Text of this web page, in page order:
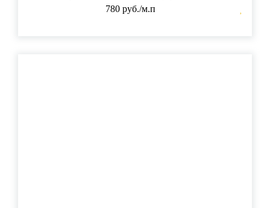
780 руб./м.п